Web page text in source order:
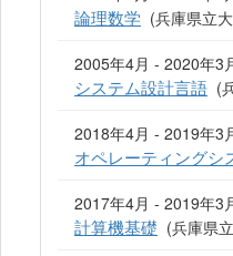
論理数学 (兵庫県立
2005年4月 - 2020年3
システム設計言語 (
2018年4月 - 2019年3
オペレーティングシ
2017年4月 - 2019年3
計算機基礎 (兵庫県